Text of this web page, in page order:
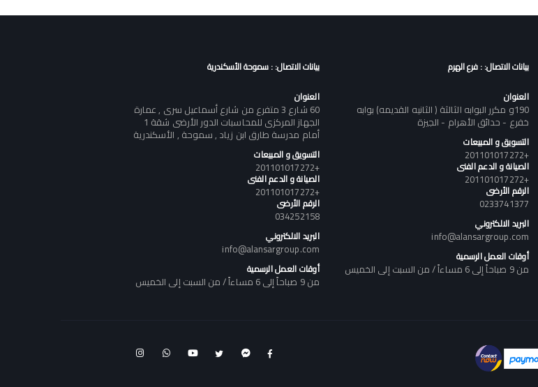
بيانات الاتصال: : فرع الهرم
العنوان
190و مكرر البوابه الثالثة ( الثانيه القديمه) بوابه
خفرع - حدائق الأهرام - الجيزة
التسويق و المبيعات
+201101017272
الصيانة و الدعم الفنى
+201101017272
الرقم الأرضى
0233741377
البريد الالكتروني
info@alansargroup.com
أوقات العمل الرسمية
من 9 صباحاً إلى 6 مساءاً / من السبت إلى الخميس
بيانات الاتصال: : سموحة الأسكندرية
العنوان
60 شارع 3 متفرع من شارع أسماعيل سرى , عمارة
الجهاز المركزى للمحاسبات الدور الأرضى شقة 1
أمام مدرسة طارق ابن زياد , سموحة , الأسكندرية
التسويق و المبيعات
+201101017272
الصيانة و الدعم الفنى
+201101017272
الرقم الأرضى
034252158
البريد الالكتروني
info@alansargroup.com
أوقات العمل الرسمية
من 9 صباحاً إلى 6 مساءاً / من السبت إلى الخميس